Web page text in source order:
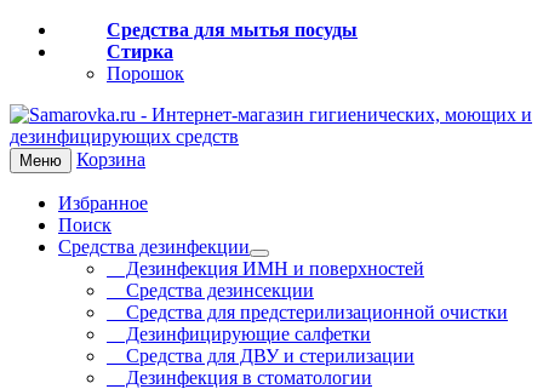
Средства для мытья посуды
Стирка
Порошок
Меню Корзина
Избранное
Поиск
Средства дезинфекции
Дезинфекция ИМН и поверхностей
Средства дезинсекции
Средства для предстерилизационной очистки
Дезинфицирующие салфетки
Средства для ДВУ и cтерилизации
Дезинфекция в стоматологии